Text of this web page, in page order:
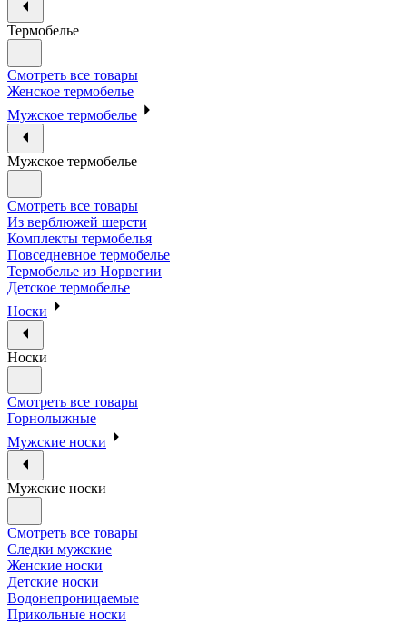
Термобелье
Смотреть все товары
Женское термобелье
Мужское термобелье
Мужское термобелье
Смотреть все товары
Из верблюжей шерсти
Комплекты термобелья
Повседневное термобелье
Термобелье из Норвегии
Детское термобелье
Носки
Носки
Смотреть все товары
Горнолыжные
Мужские носки
Мужские носки
Смотреть все товары
Следки мужские
Женские носки
Детские носки
Водонепроницаемые
Прикольные носки